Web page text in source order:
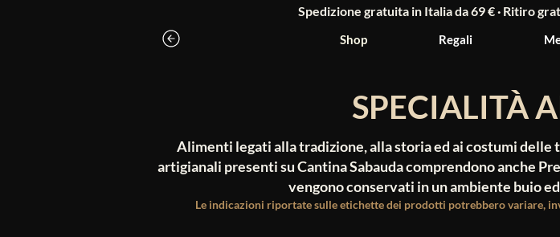
Shop Regali
Spedizione gratuita in Italia da 69 € · Ritiro
SPECIALITÀ
Alimenti legati alla tradizione, alla storia ed ai costumi
artigianali presenti su Cantina Sabauda comprendono anche
vengono conservati in un ambiente buio
Le indicazioni riportate sulle etichette dei prodotti potrebbero variare,